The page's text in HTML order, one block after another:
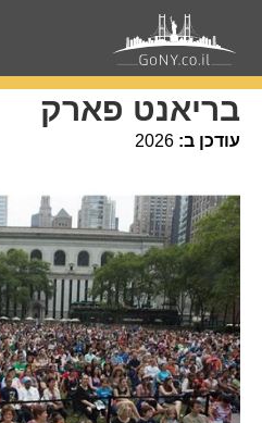
עמוד הבית מקומות בניו-יורק
בריאנט פארק
עודכן ב: 2026